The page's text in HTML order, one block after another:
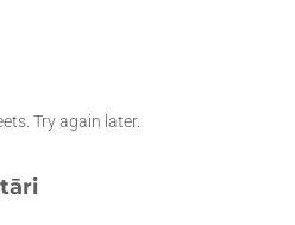
Try again later.